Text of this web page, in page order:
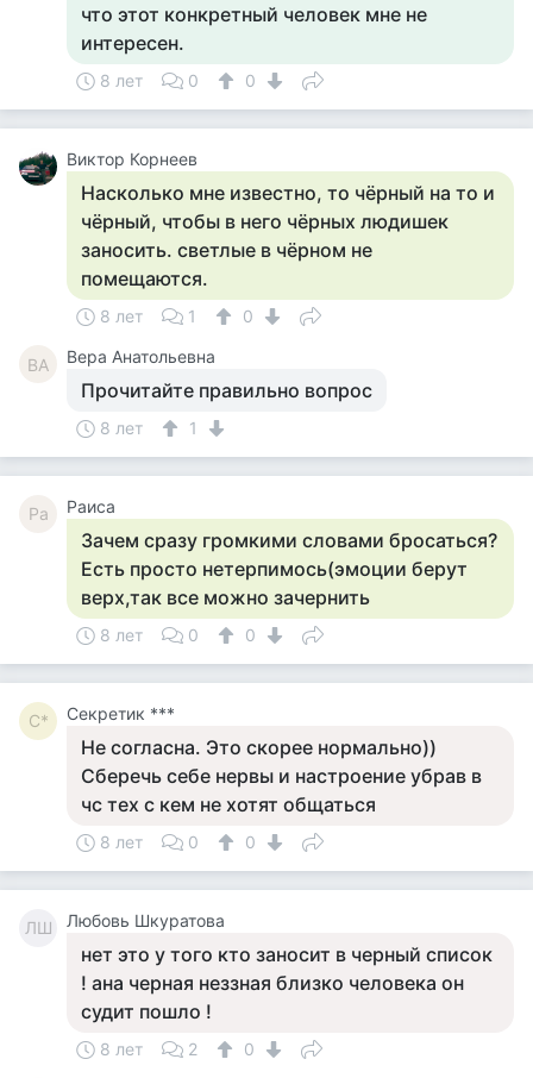
что этот конкретный человек мне не
интересен.
8 лет 0 0
Виктор Корнеев
Насколько мне известно, то чёрный на то и
чёрный, чтобы в него чёрных людишек
заносить. светлые в чёрном не
помещаются.
8 лет 1 0
ВА Вера Анатольевна
Прочитайте правильно вопрос
8 лет 1
Ра Раиса
Зачем сразу громкими словами бросаться?
Есть просто нетерпимось(эмоции берут
верх,так все можно зачернить
8 лет 0 0
С* Секретик ***
Не согласна. Это скорее нормально))
Сберечь себе нервы и настроение убрав в
чс тех с кем не хотят общаться
8 лет 0 0
ЛШ Любовь Шкуратова
нет это у того кто заносит в черный список
! ана черная неззная близко человека он
судит пошло !
8 лет 2 0